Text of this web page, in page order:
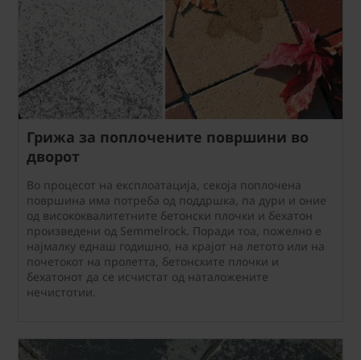
Грижа за поплочените површини во
дворот
Во процесот на експлоатација, секоја поплочена
површина има потреба од поддршка, па дури и оние
од висококвалитетните бетонски плочки и бехатон
произведени од Semmelrock. Поради тоа, пожелно е
најмалку еднаш годишно, на крајот на летото или на
почетокот на пролетта, бетонските плочки и
бехатонот да се исчистат од наталожените
нечистотии.